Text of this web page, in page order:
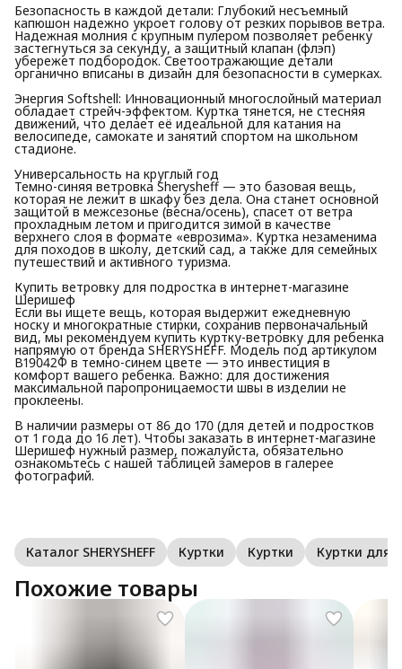
Безопасность в каждой детали: Глубокий несъемный
капюшон надежно укроет голову от резких порывов ветра.
Надежная молния с крупным пулером позволяет ребенку
застегнуться за секунду, а защитный клапан (флэп)
убережет подбородок. Светоотражающие детали
органично вписаны в дизайн для безопасности в сумерках.
Энергия Softshell: Инновационный многослойный материал
обладает стрейч-эффектом. Куртка тянется, не стесняя
движений, что делает её идеальной для катания на
велосипеде, самокате и занятий спортом на школьном
стадионе.
Универсальность на круглый год
Темно-синяя ветровка Sherysheff — это базовая вещь,
которая не лежит в шкафу без дела. Она станет основной
защитой в межсезонье (весна/осень), спасет от ветра
прохладным летом и пригодится зимой в качестве
верхнего слоя в формате «еврозима». Куртка незаменима
для походов в школу, детский сад, а также для семейных
путешествий и активного туризма.
Купить ветровку для подростка в интернет-магазине
Шеришеф
Если вы ищете вещь, которая выдержит ежедневную
носку и многократные стирки, сохранив первоначальный
вид, мы рекомендуем купить куртку-ветровку для ребенка
напрямую от бренда SHERYSHEFF. Модель под артикулом
В19042Ф в темно-синем цвете — это инвестиция в
комфорт вашего ребенка. Важно: для достижения
максимальной паропроницаемости швы в изделии не
проклеены.
В наличии размеры от 86 до 170 (для детей и подростков
от 1 года до 16 лет). Чтобы заказать в интернет-магазине
Шеришеф нужный размер, пожалуйста, обязательно
ознакомьтесь с нашей таблицей замеров в галерее
фотографий.
Каталог SHERYSHEFF Куртки Куртки Куртки для
Похожие товары